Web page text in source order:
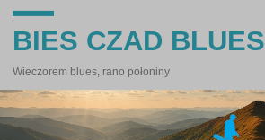
BIES CZAD BLUES
Wieczorem blues, rano połoniny